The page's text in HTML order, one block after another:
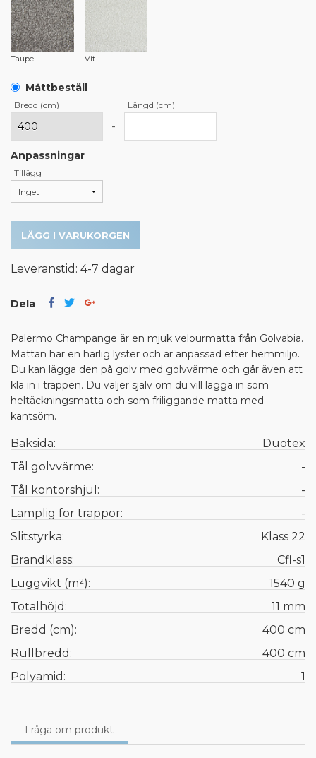
Taupe Vit
Måttbeställ
Bredd (cm)
-
Längd (cm)
Anpassningar
Tillägg
LÄGG I VARUKORGEN
Leveranstid: 4-7 dagar
Dela
Palermo Champange är en mjuk velourmatta från Golvabia.
Mattan har en härlig lyster och är anpassad efter hemmiljö.
Du kan lägga den på golv med golvvärme och går även att
klä in i trappen. Du väljer själv om du vill lägga in som
heltäckningsmatta och som friliggande matta med
kantsöm.
Baksida:
Duotex
Tål golvvärme:
-
Tål kontorshjul:
-
Lämplig för trappor:
-
Slitstyrka:
Klass 22
Brandklass:
Cfl-s1
Luggvikt (m²):
1540 g
Totalhöjd:
11 mm
Bredd (cm):
400 cm
Rullbredd:
400 cm
Polyamid:
1
Fråga om produkt